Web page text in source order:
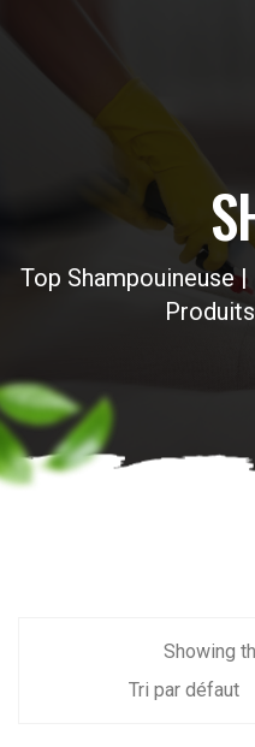
Top Shampouineuse
Produits
Showing